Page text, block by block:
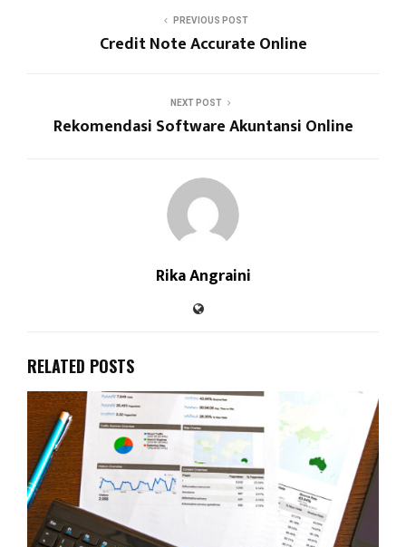
PREVIOUS POST
Credit Note Accurate Online
NEXT POST
Rekomendasi Software Akuntansi Online
Rika Angraini
RELATED POSTS